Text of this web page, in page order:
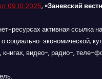
09.10.2025, «Заневский
ресурсах активная ссылка
экономической,
видео-, радио-, теле-